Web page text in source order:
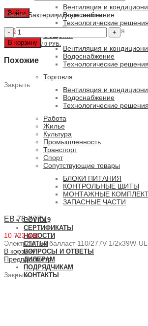
Войти
Забыли пароль? Запомнить меня
0ПУНКТОВ / 0 РУБ.
Вентиляция и
Водоснабжение
Технологические решения
Общепит
Вентиляция и
Водоснабжение
Технологические решения
Торговля
Вентиляция и
Водоснабжение
Технологические решения
Работа
Жилье
Культура
Промышленность
Транспорт
Спорт
Сопутствующие товары
БЛОКИ ПИТАНИЯ
КОНТРОЛЬНЫЕ ЩИТЫ
МОНТАЖНЫЕ
ЗАПАСНЫЕ ЧАСТИ
COVID19
СЕРТИФИКАТЫ
НОВОСТИ
СТАТЬИ
ВОПРОСЫ И ОТВЕТЫ
ДИЛЕРАМ
ПОДРЯДЧИКАМ
КОНТАКТЫ
Серия Бактерицидные лампы
Количество
товара
GH3-
P-
В корзину
Похожие
Закрыть
EB 78-277V
10 723 руб.
Электронный балласт 110/277V-1/2x39W-UL
В корзину
Предпросмотр
Закрыть